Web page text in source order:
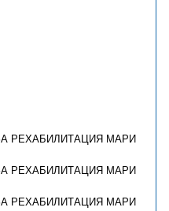
РЕХАБИЛИТАЦИЯ МАРИ
РЕХАБИЛИТАЦИЯ МАРИ
РЕХАБИЛИТАЦИЯ МАРИ